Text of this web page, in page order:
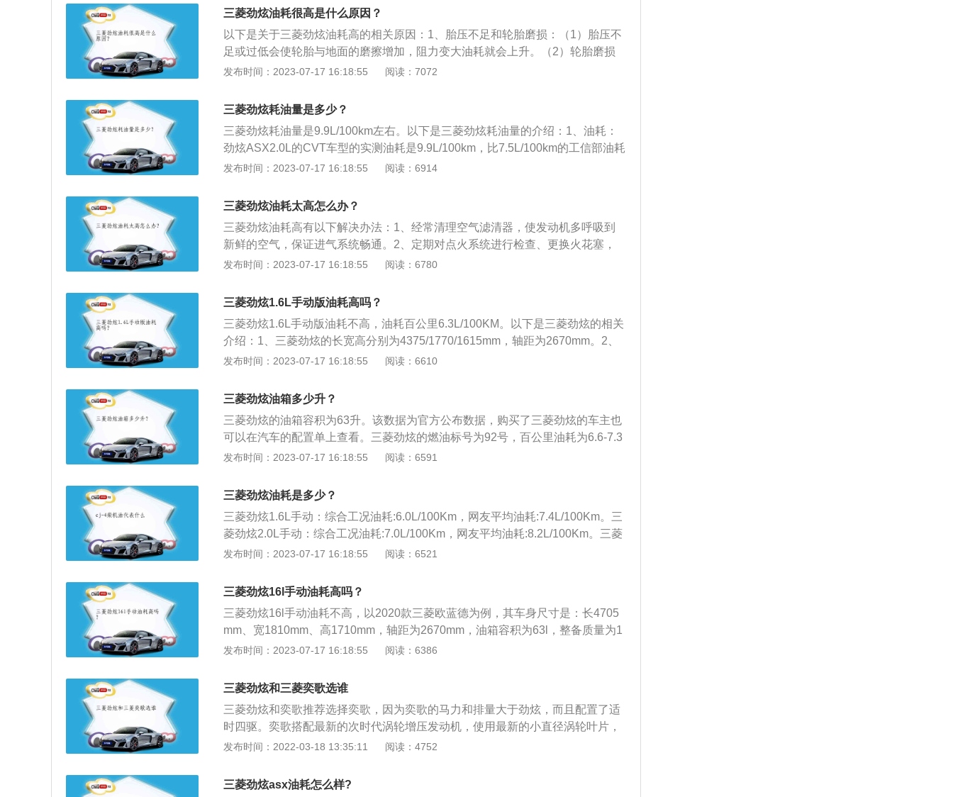
保持车距，在马路上很容易需要踩刹车，踩刹车时，自排车档位会下降，车子就
得再从低速档拉上来，静止起步或低速档起步，引擎得吃掉较高的油量。
三菱劲炫油耗很高是什么原因？
以下是关于三菱劲炫油耗高的相关原因：1、胎压不足和轮胎磨损：（1）胎压不
足或过低会使轮胎与地面的磨擦增加，阻力变大油耗就会上升。（2）轮胎磨损
严重会经常出现打滑现象，油耗同样会增大。2、汽油质量导致的积碳：质量不
质量，使油耗剧烈上升。3、驾驶习惯：不良的驾驶习惯使刹车盘磨损而导致油
耗高。4、行驶路况：（1）拥挤的路况会导致油耗高，发动机做功比较大，所以
喷油量也会加大。（2）短时间行驶油耗也会高，因为发动机和车辆刚达到工作
最佳的温度就熄火。5、车身重量：车辆自身承载过重的物品会使得油耗高于正
常行驶油耗的2％，积少成多。
发布时间：2023-07-17 16:18:55 阅读：7072
三菱劲炫耗油量是多少？
三菱劲炫耗油量是9.9L/100km左右。以下是三菱劲炫耗油量的介绍：1、油耗：
劲炫ASX2.0L的CVT车型的实测油耗是9.9L/100km，比7.5L/100km的工信部油耗
多出了2.4L/100km，这与拥堵的路况有很大关系，如果城市堵车情况没那么严
2.0L自然吸气发动机，这台发动机的最大功率是123kW，峰值扭矩197Nm，因此
在合资品牌同排量自然吸气发动机中。
发布时间：2023-07-17 16:18:55 阅读：6914
三菱劲炫油耗太高怎么办？
三菱劲炫油耗高有以下解决办法：1、经常清理空气滤清器，使发动机多呼吸到
新鲜的空气，保证进气系统畅通。2、定期对点火系统进行检查、更换火花塞，
因为足够强的点火火花是混合气体燃烧充分的前提。3、燃油系统也应该定期清
该定期清洗积碳，因为过多的积碳会使发动机燃油控制不准确，从而增加油耗。
发布时间：2023-07-17 16:18:55 阅读：6780
三菱劲炫1.6L手动版油耗高吗？
三菱劲炫1.6L手动版油耗不高，油耗百公里6.3L/100KM。以下是三菱劲炫的相关
介绍：1、三菱劲炫的长宽高分别为4375/1770/1615mm，轴距为2670mm。2、
搭载的是1.6L/2.0L自然吸气发动机，最大马力为124匹/167匹，峰值扭矩为149牛
发布时间：2023-07-17 16:18:55 阅读：6610
三菱劲炫油箱多少升？
三菱劲炫的油箱容积为63升。该数据为官方公布数据，购买了三菱劲炫的车主也
可以在汽车的配置单上查看。三菱劲炫的燃油标号为92号，百公里油耗为6.6-7.3
L，加满一箱油可以跑的里程为863-955km。日常行驶过程中，需要随时注意油
题，油量的数值会真实的反应到油表上。仪表的燃油表一般有5到6格，一般燃油
表还剩2格的时候就要加油，以免开到半路没油的情况发生。实际加油过程中，
油的量可能会超出标定的容积，这是由于汽车厂家所标定的油箱容积是从油箱底
到安全界度的容积，而从安全界度到油箱口还有一定的空间，这个空间是为了保
证油箱内的油品在温度变高的情况下膨胀，而不至于溢出油箱的安全空间。如果
发布时间：2023-07-17 16:18:55 阅读：6591
三菱劲炫油耗是多少？
三菱劲炫1.6L手动：综合工况油耗:6.0L/100Km，网友平均油耗:7.4L/100Km。三
菱劲炫2.0L手动：综合工况油耗:7.0L/100Km，网友平均油耗:8.2L/100Km。三菱
劲炫2.0LCVT无级变速：综合工况油耗:7.0L/100Km，网友平均油耗:9.0L/100K
重、油品、冷热风、是否磨合期/旧车等不一样，油耗也就不一样，一般综合油耗
的平均油耗低1-2L/100km，这是因为工信部测量车辆油耗时，是在特定环境及条
件下进行，与实际的驾驶场景有很大差异，因此这种较为“理想”状态所测出来的
油耗必定低一些。
发布时间：2023-07-17 16:18:55 阅读：6521
三菱劲炫16l手动油耗高吗？
三菱劲炫16l手动油耗不高，以2020款三菱欧蓝德为例，其车身尺寸是：长4705
mm、宽1810mm、高1710mm，轴距为2670mm，油箱容积为63l，整备质量为1
485kg。2020款三菱欧蓝德前悬架是麦弗逊式独立悬架，后悬架是多连杆式独立
大扭矩是201nm，与其匹配的是6挡无级变速箱。
发布时间：2023-07-17 16:18:55 阅读：6386
三菱劲炫和三菱奕歌选谁
三菱劲炫和奕歌推荐选择奕歌，因为奕歌的马力和排量大于劲炫，而且配置了适
时四驱。奕歌搭配最新的次时代涡轮增压发动机，使用最新的小直径涡轮叶片，
可以解决汽车涡轮迟滞的问题。小直径涡轮叶片的技术除了应用在奕歌发动机
菱没有涡轮车型SUV车型的空白，保留三菱的排气技术，提高发动机的寿命。奕
歌的悬架类型采用前麦弗逊后多连杆的底盘悬架设计，使车身舒适感得到保证。
发布时间：2022-03-18 13:35:11 阅读：4752
三菱劲炫asx油耗怎么样?